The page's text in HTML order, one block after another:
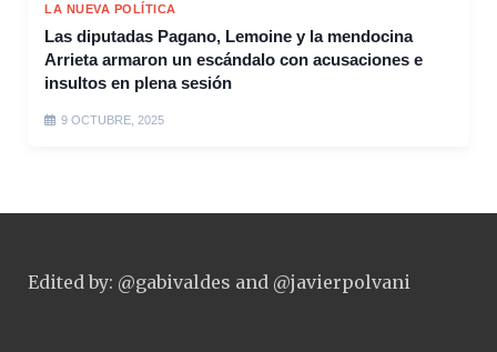
LA NUEVA POLÍTICA
Las diputadas Pagano, Lemoine y la mendocina
Arrieta armaron un escándalo con acusaciones e
insultos en plena sesión
9 OCTUBRE, 2025
Edited by: @gabivaldes and @javierpolvani